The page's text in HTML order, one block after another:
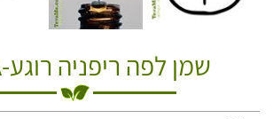
שמן לפה ריפניה רוגע-ROGA